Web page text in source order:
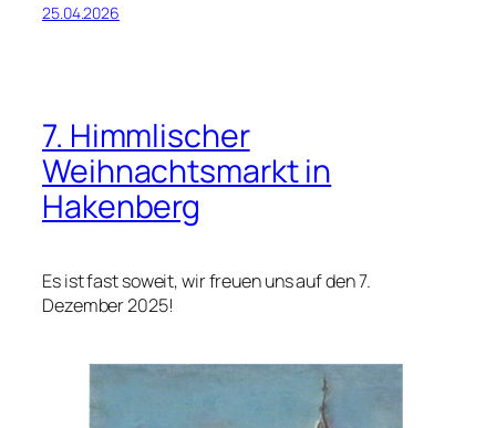
25.04.2026
7. Himmlischer
Weihnachtsmarkt in
Hakenberg
Es ist fast soweit, wir freuen uns auf den 7.
Dezember 2025!